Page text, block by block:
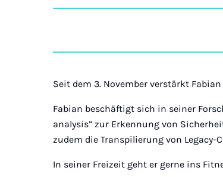
Seit dem 3. November verstärkt
Fabian beschäftigt sich in seiner
analysis” zur Erkennung von
zudem die Transpilierung von Legacy-
In seiner Freizeit geht er gerne ins